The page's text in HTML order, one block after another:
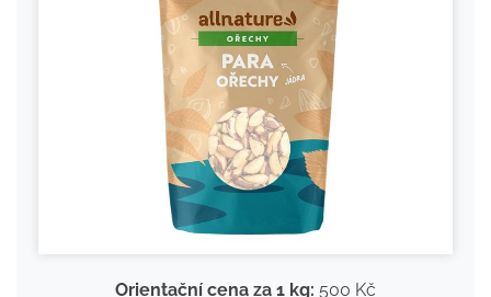
Orientační cena za 1 kg: 500 Kč